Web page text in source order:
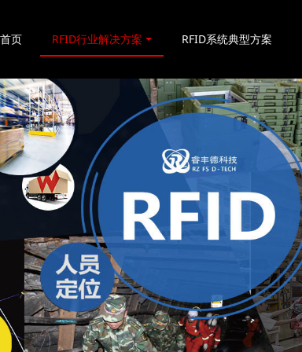
页 RFID行业解决方案 RFID系统典型方案